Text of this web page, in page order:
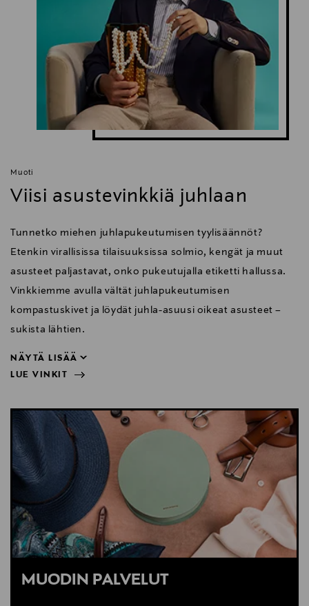
Muoti
Viisi asustevinkkiä juhlaan
Tunnetko miehen juhlapukeutumisen tyylisäännöt?
Etenkin virallisissa tilaisuuksissa solmio, kengät ja muut
asusteet paljastavat, onko pukeutujalla etiketti hallussa.
Vinkkiemme avulla vältät juhlapukeutumisen
kompastuskivet ja löydät juhla-asuusi oikeat asusteet –
sukista lähtien.
NÄYTÄ LISÄÄ
LUE VINKIT
NÄYTÄ VÄHEMMÄN
LUE VINKIT
MUODIN PALVELUT